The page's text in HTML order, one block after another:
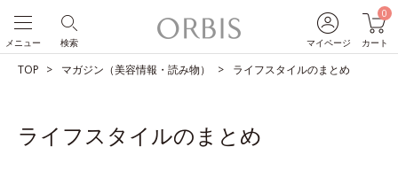
マイページ
0
カート
検索
メニュー
TOP マガジン（美容情報・読み物） ライフスタイルのまとめ
ライフスタイルのまとめ